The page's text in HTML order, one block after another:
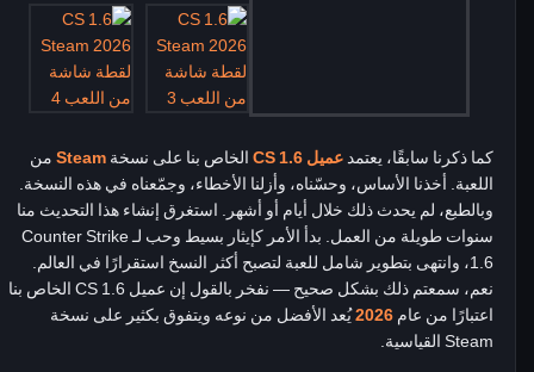
كما ذكرنا سابقًا، يعتمد عميل CS 1.6 الخاص بنا على نسخة Steam من
اللعبة. أخذنا الأساس، وحسّناه، وأزلنا الأخطاء، وجمّعناه في هذه النسخة.
وبالطبع، لم يحدث ذلك خلال أيام أو أشهر. استغرق إنشاء هذا التحديث منا
سنوات طويلة من العمل. بدأ الأمر كإيثار بسيط وحب لـ Counter Strike
1.6، وانتهى بتطوير شامل للعبة لتصبح أكثر النسخ استقرارًا في العالم.
نعم، سمعتم ذلك بشكل صحيح — نفخر بالقول إن عميل CS 1.6 الخاص بنا
اعتبارًا من عام 2026يُعد الأفضل من نوعه ويتفوق بكثير على نسخة
Steam القياسية.